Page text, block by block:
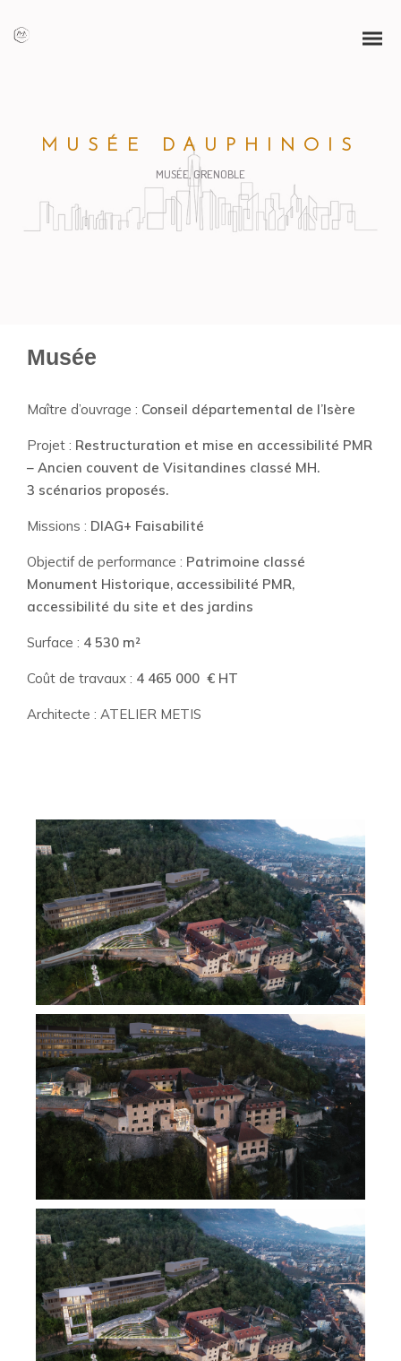
MUSÉE DAUPHINOIS
MUSÉE, GRENOBLE
Musée
Maître d’ouvrage : Conseil départemental de l’Isère
Projet : Restructuration et mise en accessibilité PMR
– Ancien couvent de Visitandines classé MH.
3 scénarios proposés.
Missions : DIAG+ Faisabilité
Objectif de performance : Patrimoine classé
Monument Historique, accessibilité PMR,
accessibilité du site et des jardins
Surface : 4 530 m²
Coût de travaux : 4 465 000 € HT
Architecte : ATELIER METIS